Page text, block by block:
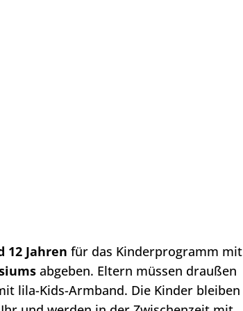
12 Jahren für das Kinderprogramm mit
abgeben. Eltern müssen draußen
lila-Kids-Armband. Die Kinder bleiben